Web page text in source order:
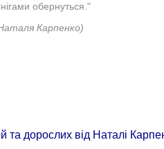
обернуться."
Карпенко)
та дорослих від Наталі